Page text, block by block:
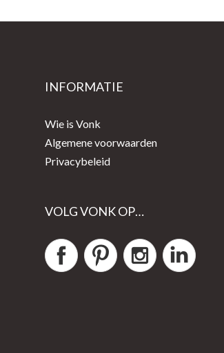
INFORMATIE
Wie is Vonk
Algemene voorwaarden
Privacybeleid
VOLG VONK OP…